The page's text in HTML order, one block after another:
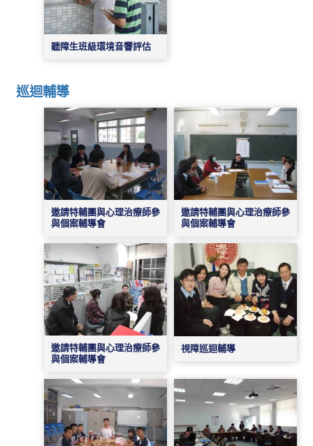
聽障生班級環境音響評估
巡迴輔導
邀請特輔團與心理治療師參
與個案輔導會
邀請特輔團與心理治療師參
與個案輔導會
邀請特輔團與心理治療師參
與個案輔導會
視障巡迴輔導